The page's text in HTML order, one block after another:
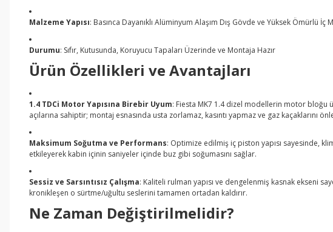
Malzeme Yapısı: Basınca Dayanıklı Alüminyum Alaşım Dış Gövde ve Yüksek Ömürlü İç
Durumu: Sıfır, Kutusunda, Koruyucu Tapaları Üzerinde ve Montaja Hazır
Ürün Özellikleri ve Avantajları
1.4 TDCi Motor Yapısına Birebir Uyum: Fiesta MK7 1.4 dizel modellerin motor bloğu
açılarına sahiptir; montaj esnasında usta zorlamaz, kasıntı yapmaz ve gaz kaçaklarını
Maksimum Soğutma ve Performans: Optimize edilmiş iç piston yapısı sayesinde,
etkileyerek kabin içinin saniyeler içinde buz gibi soğumasını sağlar.
Sessiz ve Sarsıntısız Çalışma: Kaliteli rulman yapısı ve dengelenmiş kasnak ekseni
kronikleşen o sürtme/uğultu seslerini tamamen ortadan kaldırır.
Ne Zaman Değiştirilmelidir?